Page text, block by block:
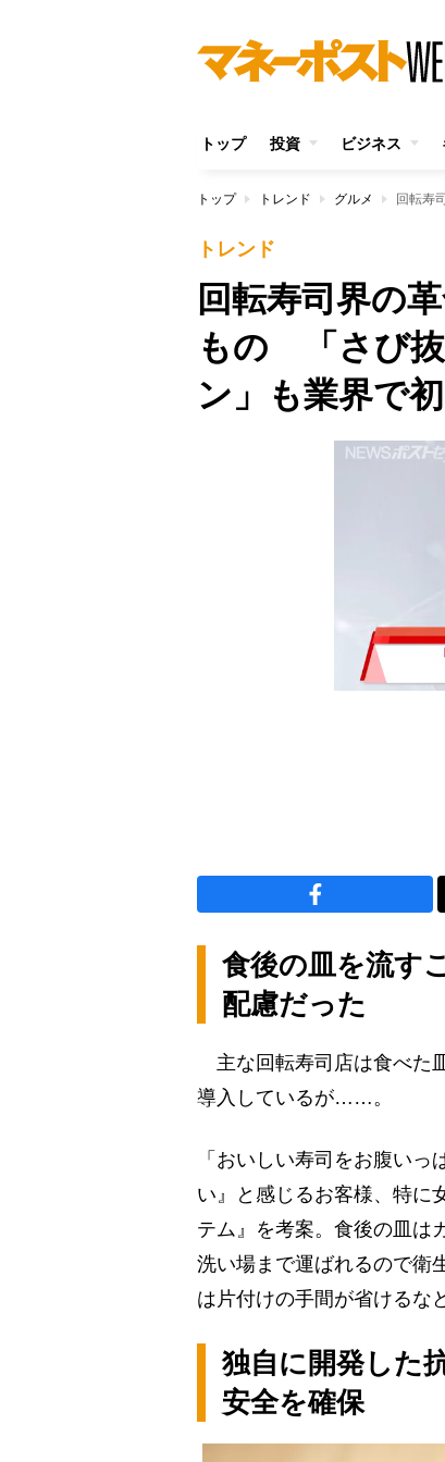
トップ 投資 ビジネス
トップ トレンド グルメ
トレンド
回転寿司界の
もの 「さび抜
ン」も業界で
食後の皿を流す
配慮だった
主な回転寿司店は食べた
導入しているが……。
「おいしい寿司をお腹い
い』と感じるお客様、特に
テム』を考案。食後の皿は
洗い場まで運ばれるので衛
は片付けの手間が省けるな
独自に開発した
安全を確保